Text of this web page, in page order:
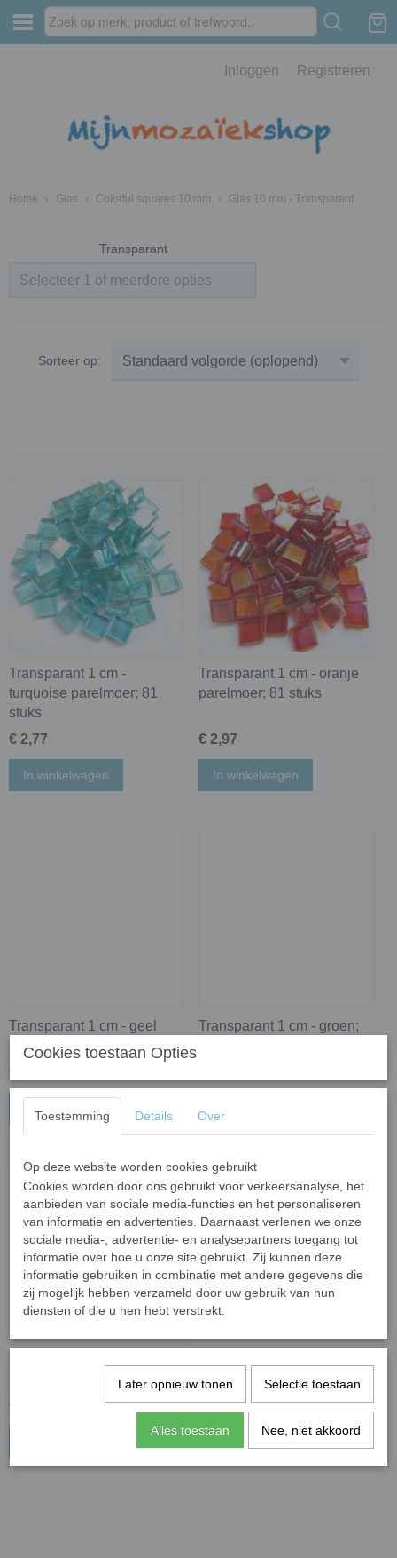
Inloggen Registreren
Home › Glas › Colorful squares 10 mm › Glas 10 mm - Transparant
Transparant
Selecteer 1 of meerdere opties
Sorteer op:
Transparant 1 cm -
turquoise parelmoer; 81
stuks
€ 2,77
In winkelwagen
Transparant 1 cm - oranje
parelmoer; 81 stuks
€ 2,97
In winkelwagen
Transparant 1 cm - geel
parelmoer; 81 stuks
€ 3,87
In winkelwagen
Transparant 1 cm - groen;
Transparant 1 cm - amethist
parelmoer; 81 stuks
€ 2,77
Cookies toestaan Opties
Toestemming Details Over
Op deze website worden cookies gebruikt
Cookies worden door ons gebruikt voor verkeersanalyse, het
aanbieden van sociale media-functies en het personaliseren
van informatie en advertenties. Daarnaast verlenen we onze
sociale media-, advertentie- en analysepartners toegang tot
informatie over hoe u onze site gebruikt. Zij kunnen deze
informatie gebruiken in combinatie met andere gegevens die
zij mogelijk hebben verzameld door uw gebruik van hun
diensten of die u hen hebt verstrekt.
Later opnieuw tonen Selectie toestaan
Alles toestaan Nee, niet akkoord